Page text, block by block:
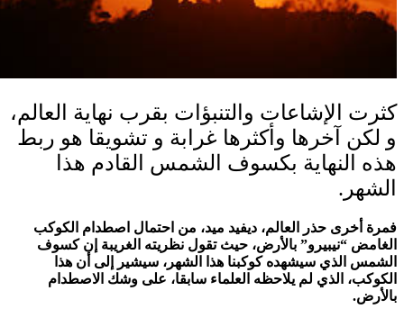
الإشاعات والتنبؤات بقرب نهاية العالم،
لكن آخرها وأكثرها غرابة و تشويقا هو ربط
النهاية بكسوف الشمس القادم هذا
أخرى حذر العالم، ديفيد ميد، من احتمال اصطدام الكوكب
“نيبيرو” بالأرض، حيث تقول نظريته الغريبة إن كسوف
الذي سيشهده كوكبنا هذا الشهر، سيشير إلى أن هذا
الذي لم يلاحظه العلماء سابقا، على وشك الاصطدام